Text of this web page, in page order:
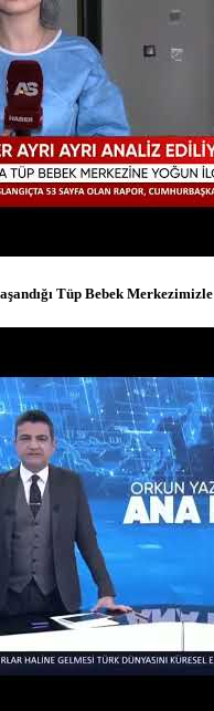
Tüp Bebek Merkezimizle